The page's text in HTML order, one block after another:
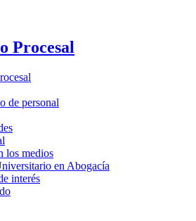
Procesal
de personal
los medios
en Abogacía
interés